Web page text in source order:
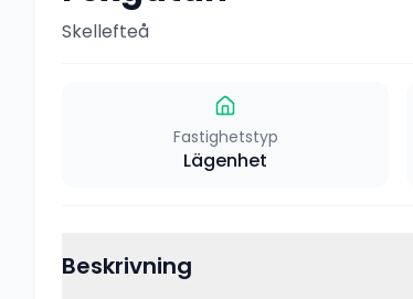
Skellefteå
Fastighetstyp
Lägenhet
Beskrivning